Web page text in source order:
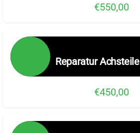
€550,00
Reparatur Achsteile
€450,00